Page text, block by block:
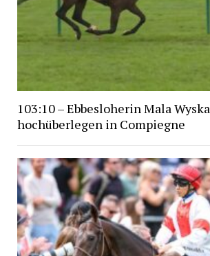
103:10 – Ebbesloherin Mala Wyska
hochüberlegen in Compiegne